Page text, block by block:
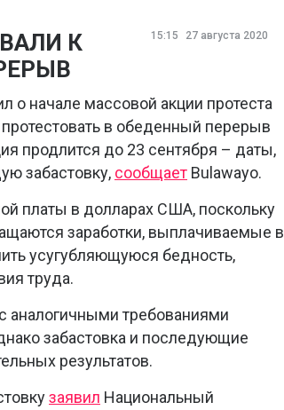
15:15 27 августа 2020
К
о начале массовой акции протеста
в обеденный перерыв
продлится до 23 сентября – даты,
забастовку, сообщает Bulawayo.
платы в долларах США, поскольку
заработки, выплачиваемые в
усугубляющуюся бедность,
труда.
аналогичными требованиями
забастовка и последующие
результатов.
заявил Национальный